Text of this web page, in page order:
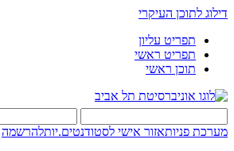
דילוג לתוכן העיקרי
תפריט עליון
תפריט ראשי
תוכן ראשי
מערכת פניותאזור אישי לסטודנטים.יותלהרשמה